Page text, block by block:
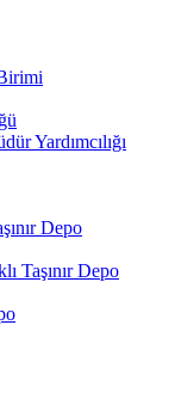
Yardımcılığı
Depo
Taşınır Depo